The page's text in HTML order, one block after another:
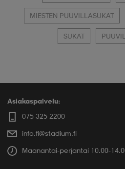
MIESTEN PUUVILLASUKAT
SUKAT
Asiakaspalvelu:
075 325 2200
info.fi@stadium.fi
Maanantai-perjantai 10.00-